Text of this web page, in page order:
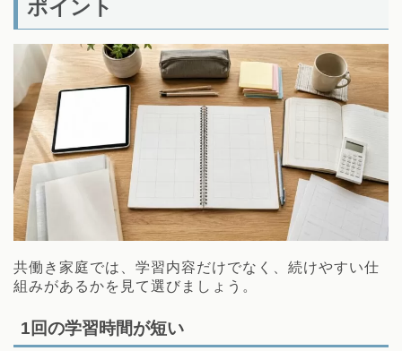
ポイント
共働き家庭では、学習内容だけでなく、続けやすい仕
組みがあるかを見て選びましょう。
1回の学習時間が短い